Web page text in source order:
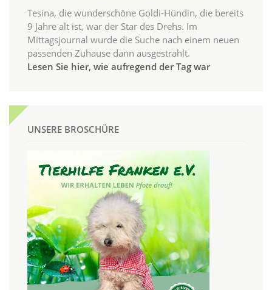
Tesina, die wunderschöne Goldi-Hündin, die bereits
9 Jahre alt ist, war der Star des Drehs. Im
Mittagsjournal wurde die Suche nach einem neuen
passenden Zuhause dann ausgestrahlt.
Lesen Sie hier, wie aufregend der Tag war
UNSERE BROSCHÜRE